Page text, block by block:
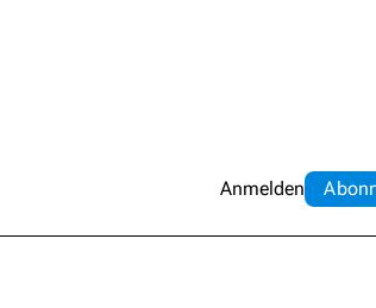
Anmelden Abo